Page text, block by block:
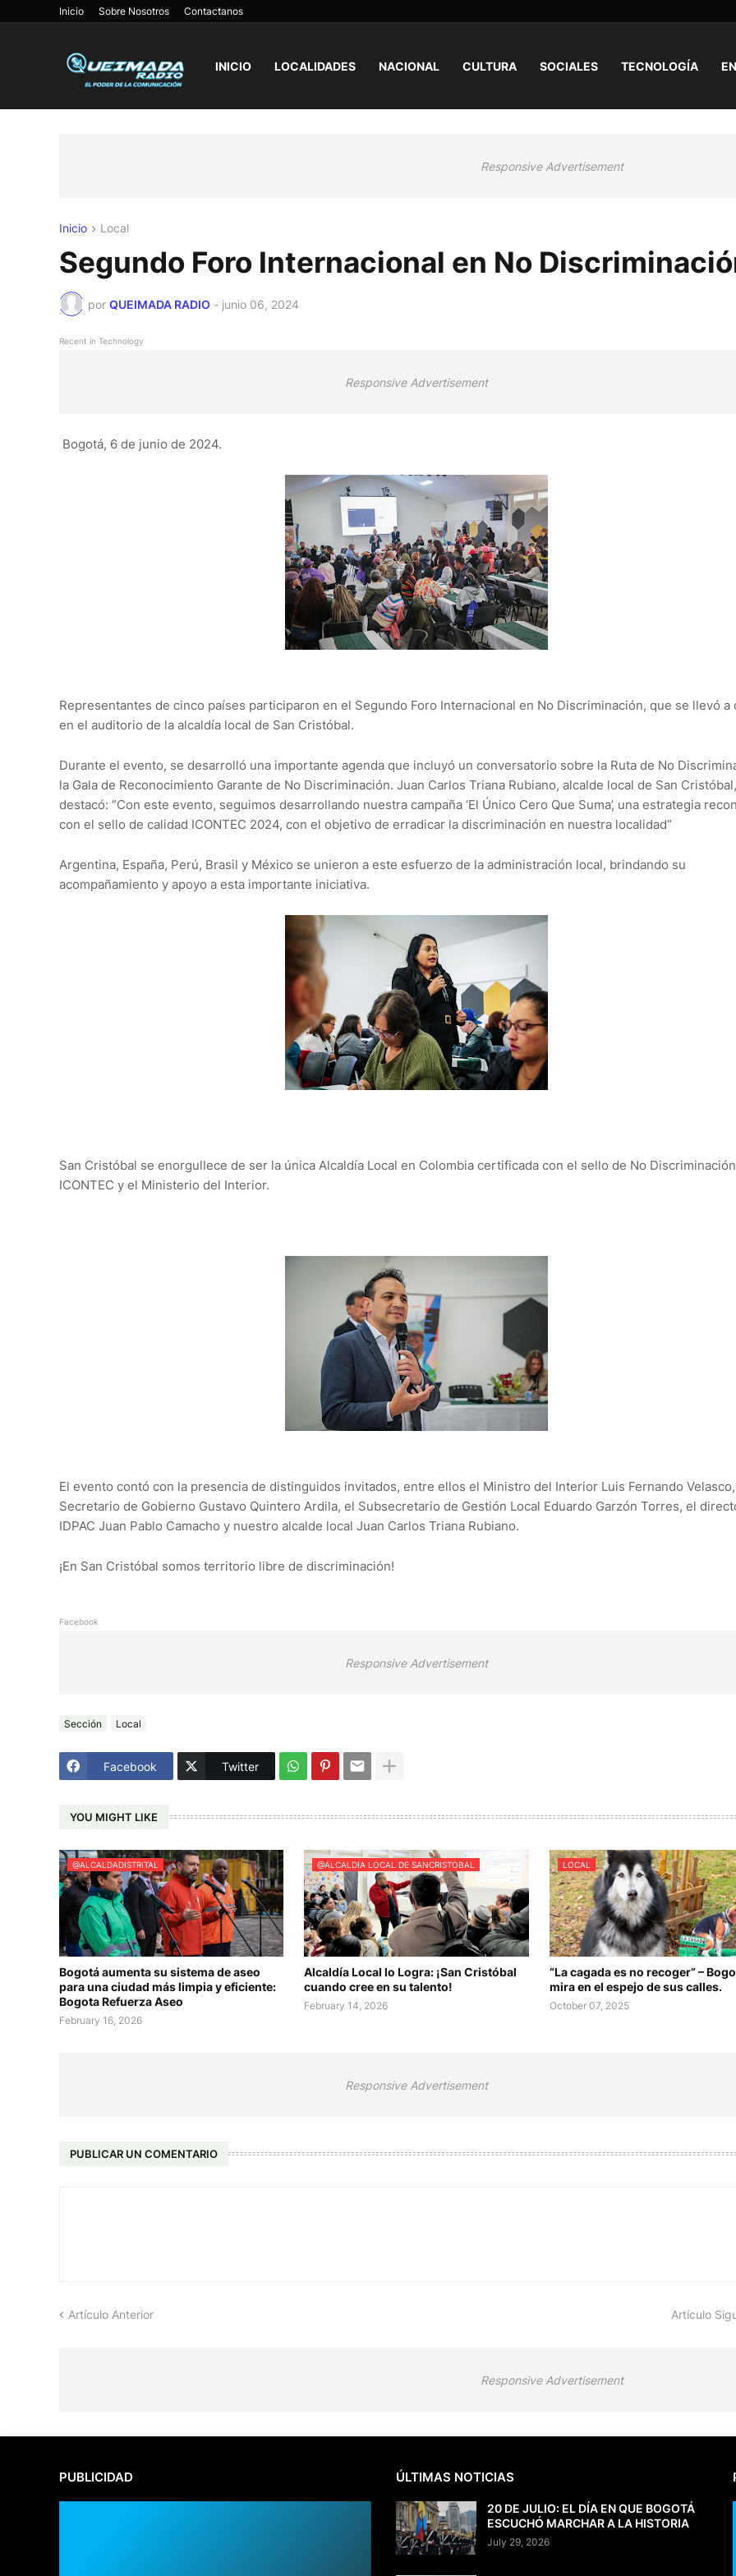
Inicio Sobre Nosotros Contactanos
INICIO LOCALIDADES NACIONAL CULTURA SOCIALES TECNOLOGÍA
Responsive Advertisement
Inicio Local
Segundo Foro Internacional en No
por QUEIMADA RADIO - junio 06, 2024
Recent in Technology
Responsive Advertisement
Bogotá, 6 de junio de 2024.
Representantes de cinco países participaron en el Segundo Foro Internacional en No Discriminación, que se llevó a
en el auditorio de la alcaldía local de San Cristóbal.
Durante el evento, se desarrolló una importante agenda que incluyó un conversatorio sobre la Ruta de No
la Gala de Reconocimiento Garante de No Discriminación. Juan Carlos Triana Rubiano, alcalde local de San Cristóbal,
destacó: “Con este evento, seguimos desarrollando nuestra campaña ‘El Único Cero Que Suma’, una estrategia
con el sello de calidad ICONTEC 2024, con el objetivo de erradicar la discriminación en nuestra localidad”
Argentina, España, Perú, Brasil y México se unieron a este esfuerzo de la administración local, brindando su
acompañamiento y apoyo a esta importante iniciativa.
San Cristóbal se enorgullece de ser la única Alcaldía Local en Colombia certificada con el sello de No
ICONTEC y el Ministerio del Interior.
El evento contó con la presencia de distinguidos invitados, entre ellos el Ministro del Interior Luis Fernando
Secretario de Gobierno Gustavo Quintero Ardila, el Subsecretario de Gestión Local Eduardo Garzón Torres, el
IDPAC Juan Pablo Camacho y nuestro alcalde local Juan Carlos Triana Rubiano.
¡En San Cristóbal somos territorio libre de discriminación!
Facebook
Responsive Advertisement
Sección Local
Facebook Twitter
YOU MIGHT LIKE
@ALCALDADISTRITAL
Bogotá aumenta su sistema de aseo
para una ciudad más limpia y eficiente:
Bogota Refuerza Aseo
February 16, 2026
@ALCALDIA LOCAL DE SANCRISTOBAL
Alcaldía Local lo Logra: ¡San Cristóbal
cuando cree en su talento!
February 14, 2026
LOCAL
“La cagada es no recoger” –
mira en el espejo de sus calles.
October 07, 2025
Responsive Advertisement
PUBLICAR UN COMENTARIO
Artículo Anterior Artículo
Responsive Advertisement
PUBLICIDAD ÚLTIMAS NOTICIAS
20 DE JULIO: EL DÍA EN QUE BOGOTÁ
ESCUCHÓ MARCHAR A LA HISTORIA
July 29, 2026